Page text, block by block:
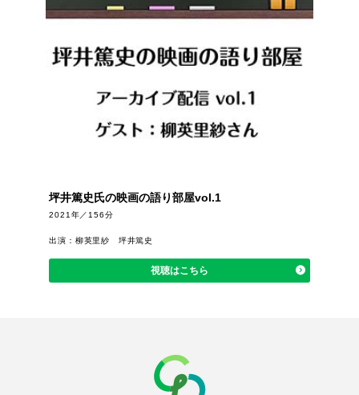
坪井篤史氏の映画の語り部屋vol.1
2021年／156分
出演：柳英里紗 坪井篤史
視聴はこちら